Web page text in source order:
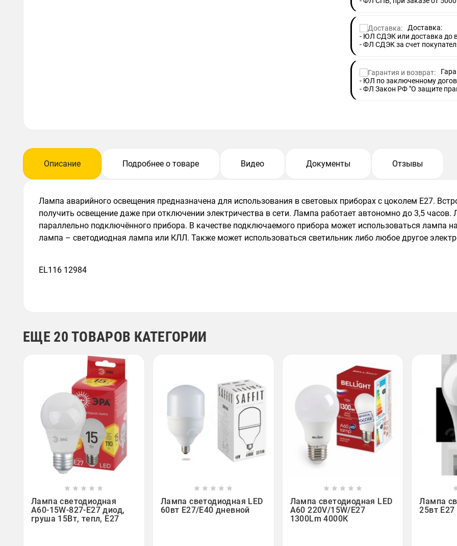
Доставка:
- ЮЛ СДЭК или доставка до
- ФЛ СДЭК за счет
- ЮЛ по заключенному
- ФЛ Закон РФ "О защите
Описание Подробнее о товаре Видео Документы Отзывы
Лампа аварийного освещения предназначена для использования в световых приборах с цоколем E27.
получить освещение даже при отключении электричества в сети. Лампа работает автономно до 3,5
параллельно подключённого прибора. В качестве подключаемого прибора может использоваться лампа
лампа – светодиодная лампа или КЛЛ. Также может использоваться светильник либо любое другое
EL116 12984
ЕЩЕ 20 ТОВАРОВ КАТЕГОРИИ
 
    
Лампа светодиодная
A60-15W-827-E27 диод,
груша 15Вт, тепл, E27
 
    
Лампа светодиодная LED
60вт Е27/Е40 дневной
 
    
Лампа светодиодная LED
A60 220V/15W/E27
1300Lm 4000К
Лампа
25вт